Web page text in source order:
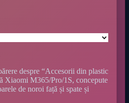
despre “Accesorii din plastic
Xiaomi M365/Pro/1S, concepute
de noroi față și spate și